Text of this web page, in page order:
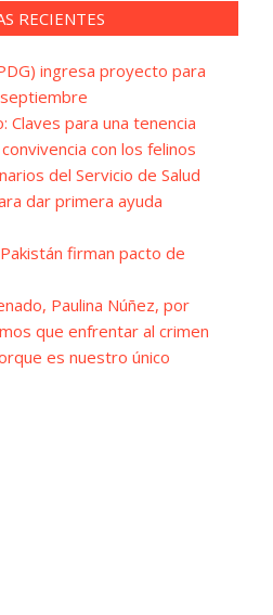
RECIENTES
ingresa proyecto para
Claves para una tenencia
con los felinos
del Servicio de Salud
dar primera ayuda
firman pacto de
Paulina Núñez, por
que enfrentar al crimen
es nuestro único